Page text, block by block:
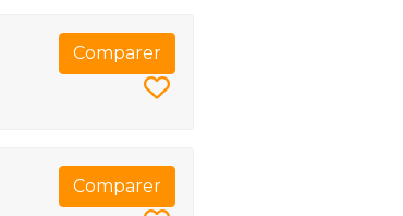
Comparer
Comparer